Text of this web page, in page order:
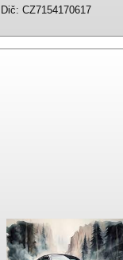
Dič: CZ7154170617